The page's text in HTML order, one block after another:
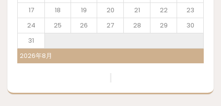
2026年8月
17
18 19 20 21 22
23
24
25 26 27 28 29
30
31